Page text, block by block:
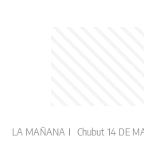
LA MAÑANA Chubut 14 DE